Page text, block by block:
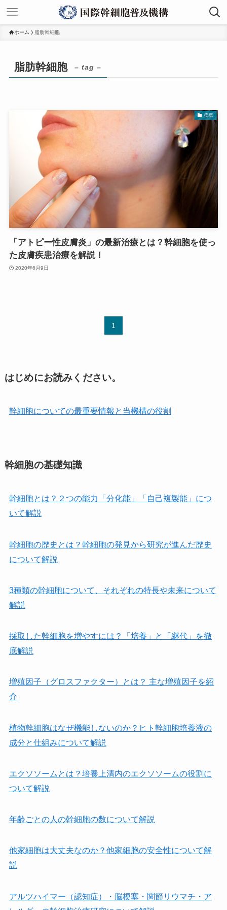
ホーム 脂肪幹細胞
脂肪幹細胞 – tag –
病気
「アトピー性皮膚炎」の最新治療とは？幹細胞を使っ
た皮膚疾患治療を解説！
2020年6月9日
1
はじめにお読みください。
幹細胞についての最重要情報と当機構の役割
幹細胞の基礎知識
幹細胞とは？２つの能力「分化能」「自己複製能」につ
いて解説
幹細胞の歴史とは？幹細胞の発見から研究が進んだ歴史
について解説
3種類の幹細胞について、それぞれの特長や未来について
解説
採取した幹細胞を増やすには？「培養」と「継代」を徹
底解説
増殖因子（グロスファクター）とは？ 主な増殖因子を紹
介
植物幹細胞はなぜ機能しないのか？ヒト幹細胞培養液の
成分と仕組みについて解説
エクソソームとは？培養上清内のエクソソームの役割に
ついて解説
年齢ごとの人の幹細胞の数について解説
他家細胞は⼤丈夫なのか？他家細胞の安全性について解
説
アルツハイマー（認知症）・脳梗塞・関節リウマチ・ア